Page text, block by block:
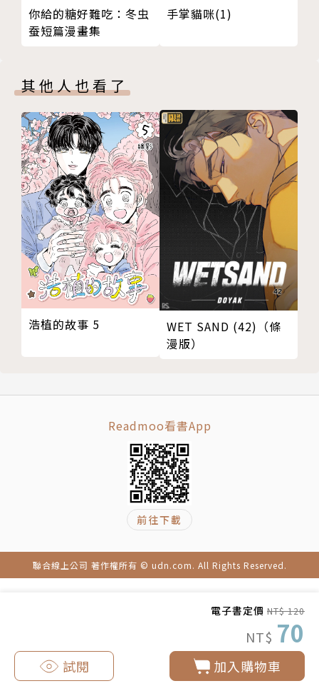
電子書定價 NT$ 120
NT$ 70
加入購物車
試閱
你給的糖好難吃：冬虫
蚕短篇漫畫集
手掌貓咪(1)
其他人也看了
浩植的故事 5
WET SAND (42)（條
漫版）
Readmoo看書App
前往下載
聯合線上公司 著作權所有 © udn.com. All Rights Reserved.